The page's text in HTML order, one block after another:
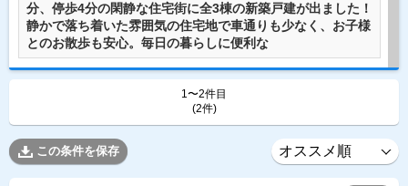
分、停歩4分の閑静な住宅街に全3棟の新築戸建が出ました！
静かで落ち着いた雰囲気の住宅地で車通りも少なく、お子様
とのお散歩も安心。毎日の暮らしに便利な
1〜2件目
(2件)
この条件を保存